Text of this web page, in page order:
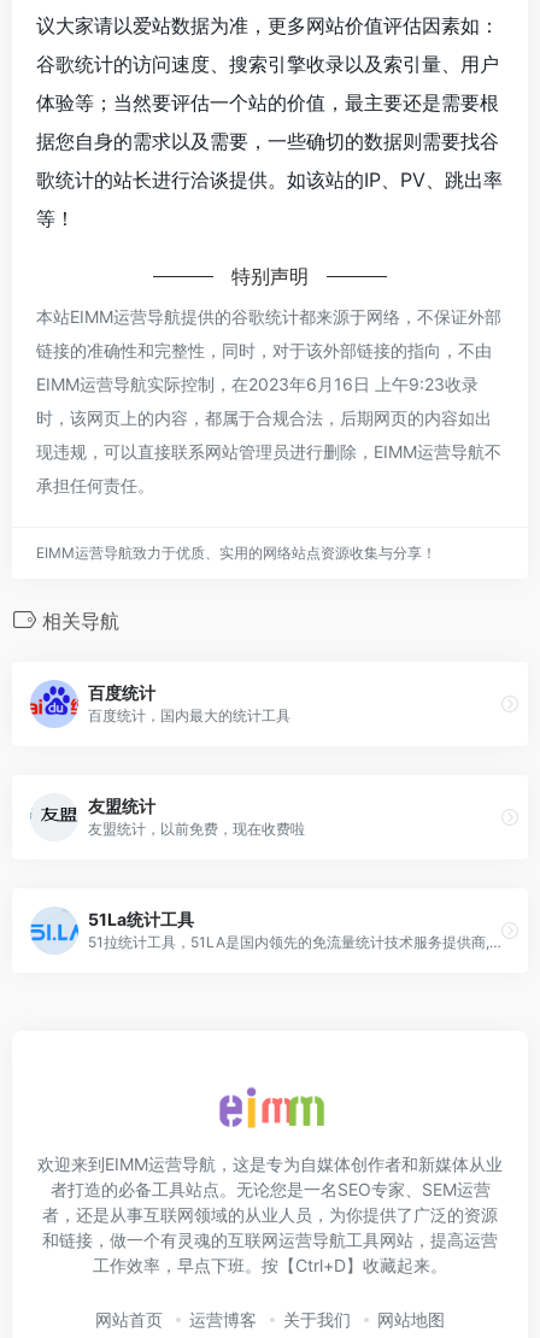
议大家请以爱站数据为准，更多网站价值评估因素如：
谷歌统计的访问速度、搜索引擎收录以及索引量、用户
体验等；当然要评估一个站的价值，最主要还是需要根
据您自身的需求以及需要，一些确切的数据则需要找谷
歌统计的站长进行洽谈提供。如该站的IP、PV、跳出率
等！
特别声明
本站EIMM运营导航提供的谷歌统计都来源于网络，不保证外部
链接的准确性和完整性，同时，对于该外部链接的指向，不由
EIMM运营导航实际控制，在2023年6月16日 上午9:23收录
时，该网页上的内容，都属于合规合法，后期网页的内容如出
现违规，可以直接联系网站管理员进行删除，EIMM运营导航不
承担任何责任。
EIMM运营导航致力于优质、实用的网络站点资源收集与分享！
相关导航
百度统计
百度统计，国内最大的统计工具
友盟统计
友盟统计，以前免费，现在收费啦
51La统计工具
51拉统计工具，51LA是国内领先的免流量统计技术服务提供商,为互联网各类网站提供第三方数据统计服务，51拉网站数据统计与营销分析平台。【有免费额度】
欢迎来到EIMM运营导航，这是专为自媒体创作者和新媒体从业
者打造的必备工具站点。无论您是一名SEO专家、SEM运营
者，还是从事互联网领域的从业人员，为你提供了广泛的资源
和链接，做一个有灵魂的互联网运营导航工具网站，提高运营
工作效率，早点下班。按【Ctrl+D】收藏起来。
网站首页 运营博客 关于我们 网站地图